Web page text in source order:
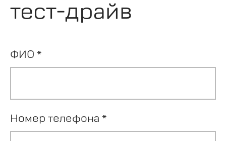
тест-драйв
ФИО *
Номер телефона *